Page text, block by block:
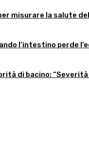
misurare la salute
l’intestino perde
di bacino: